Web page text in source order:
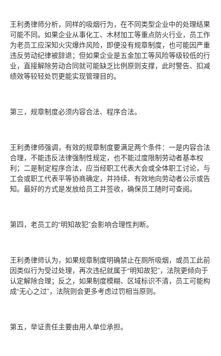
王利勇律师分析，同样的吸烟行为，在不同类型企业中的处理结果
可能不同。如果企业从事化工、木材加工等重点防火行业，员工作
为老员工应深知火灾爆炸风险，即便没有规章制度，也可能因严重
违反劳动纪律被辞退；但如果企业是五金加工等风险等级较低的行
业，直接解除劳动合同就可能缺乏比例原则支撑，此时警告、扣减
绩效等较轻处罚更能实现管理目的。
第三，规章制度必须内容合法、程序合法。
王利勇律师强调，有效的规章制度要满足两个条件：一是内容合法
合理，不能违反法律强制性规定，也不能过度限制劳动者基本权
利；二是制定程序合法，应当经职工代表大会或全体职工讨论，与
工会或职工代表平等协商确定，并持续、有效地向劳动者公示或告
知。最好的方式是发放给员工并签收，确保员工随时可查阅。
第四，老员工的“明知故犯”会影响合理性判断。
王利勇律师认为，如果规章制度明确禁止在厕所吸烟，或员工此前
因类似行为受过处理，再次违纪就属于“明知故犯”，法院更倾向于
认定解除合理；反之，如果制度模糊、区域标识不清，员工可能构
成“无心之过”，法院则会更多考虑过罚相当原则。
第五，举证责任主要由用人单位承担。